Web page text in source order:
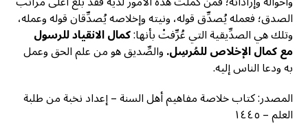
الصدق؛ فعمله يُصدِّق قوله، ونيته وإخلاصه يُصدِّقان قوله وعمله،
وتلك هي الصدِّيقية التي عُرِّفتْ بأنها:كمال الانقياد للرسول
مع كمال الإخلاص للمُرسِل.والصِّديق هو من علم الحق وعمل
به ودعا الناس إليه.
المصدر: كتاب خلاصة مفاهيم أهل السنة – إعداد نخبة من طلبة
العلم – ١٤٤٥